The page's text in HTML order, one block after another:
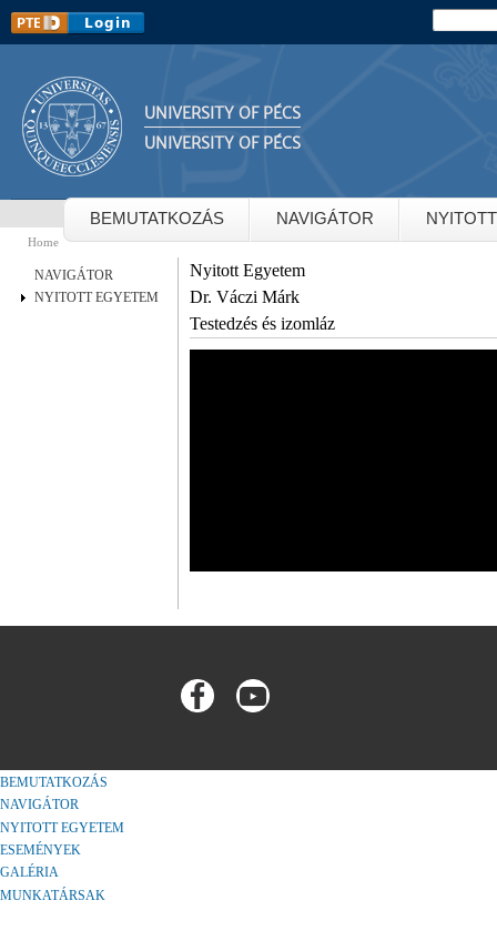
Search
UNIVERSITY OF PÉCS
UNIVERSITY OF PÉCS
BEMUTATKOZÁS NAVIGÁTOR
You are here
Home
NAVIGÁTOR
NYITOTT EGYETEM
Nyitott Egyetem
Dr. Váczi Márk
Testedzés és izomláz
BEMUTATKOZÁS
NAVIGÁTOR
NYITOTT EGYETEM
ESEMÉNYEK
GALÉRIA
MUNKATÁRSAK